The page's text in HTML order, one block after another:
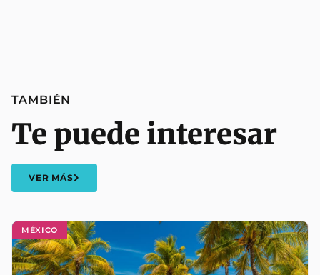
MÉXICO
TAMBIÉN
Te puede interesar
VER MÁS